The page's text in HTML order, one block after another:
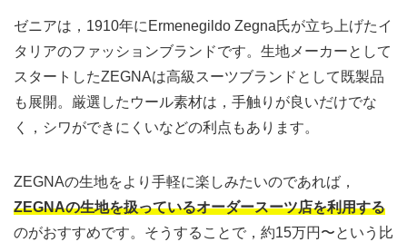
ゼニアは，1910年にErmenegildo Zegna氏が立ち上げたイ
タリアのファッションブランドです。生地メーカーとして
スタートしたZEGNAは高級スーツブランドとして既製品
も展開。厳選したウール素材は，手触りが良いだけでな
く，シワができにくいなどの利点もあります。
ZEGNAの生地をより手軽に楽しみたいのであれば，
ZEGNAの生地を扱っているオーダースーツ店を利用する
のがおすすめです。そうすることで，約15万円〜という比